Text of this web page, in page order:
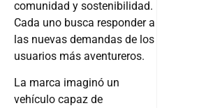
comunidad y sostenibilidad.
Cada uno busca responder a
las nuevas demandas de los
usuarios más aventureros.
La marca imaginó un
vehículo capaz de